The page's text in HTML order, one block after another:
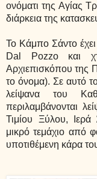
ονόματι της Αγίας
διάρκεια της
Το Kάμπο Σάντο έχει
Dal Pozzo και
Αρχιεπισκόπου της
το όνομα). Σε αυτό
λείψανα του
περιλαμβάνονται
Τιμίου Ξύλου,
μικρό τεμάχιο από
υποτιθέμενη κάρα